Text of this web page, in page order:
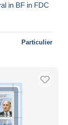
in BF in FDC
Particulier